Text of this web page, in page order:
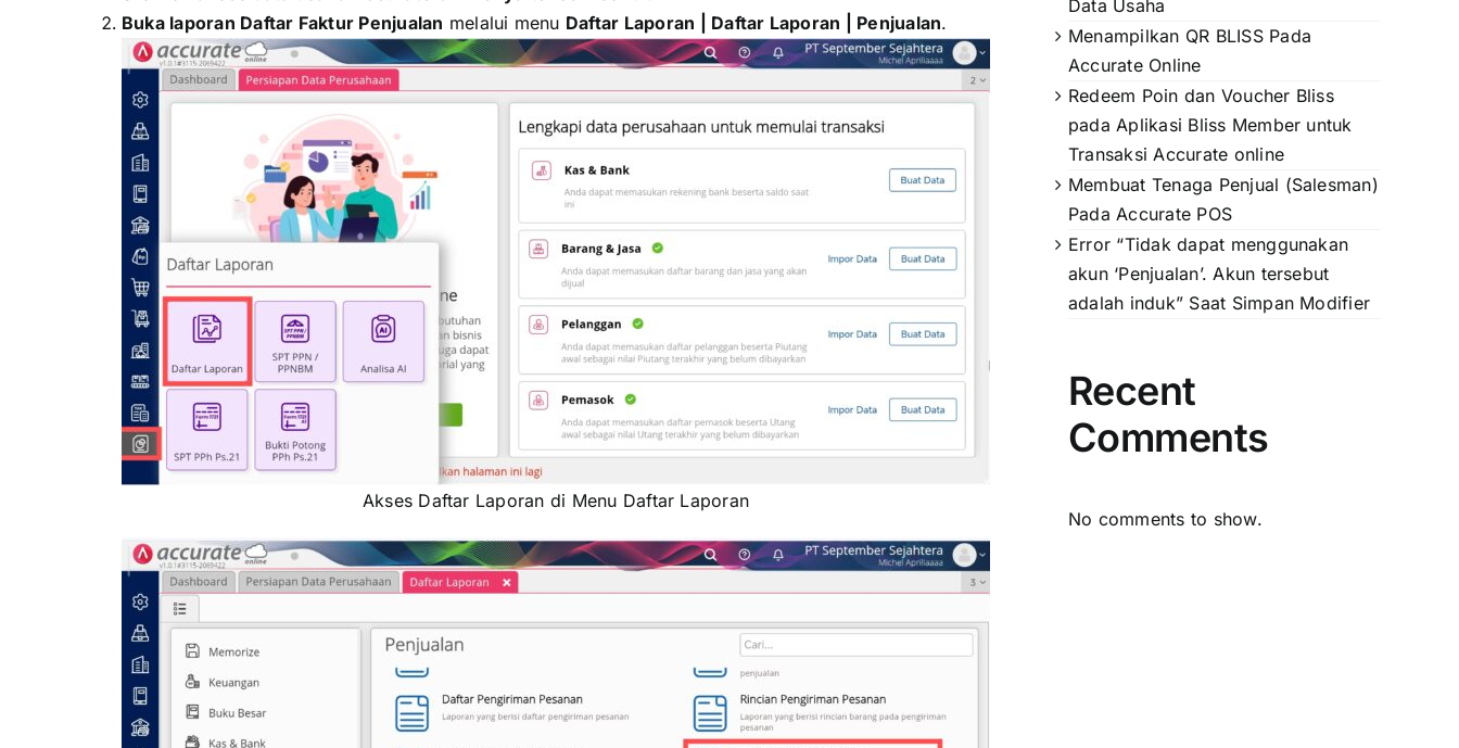
Buka laporan Daftar Faktur Penjualan melalui menu Daftar Laporan | Daftar Laporan | Penjualan.
Akses Daftar Laporan di Menu Daftar Laporan
Data Usaha
Menampilkan QR BLISS Pada
Accurate Online
Redeem Poin dan Voucher Bliss
pada Aplikasi Bliss Member untuk
Transaksi Accurate online
Membuat Tenaga Penjual (Salesman)
Pada Accurate POS
Error “Tidak dapat menggunakan
akun ‘Penjualan’. Akun tersebut
adalah induk” Saat Simpan Modifier
Recent
Comments
No comments to show.